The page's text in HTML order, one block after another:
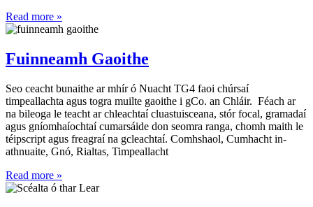
Read more »
Fuinneamh Gaoithe
Seo ceacht bunaithe ar mhír ó Nuacht TG4 faoi chúrsaí
timpeallachta agus togra muilte gaoithe i gCo. an Chláir. Féach ar
na bileoga le teacht ar chleachtaí cluastuisceana, stór focal, gramadaí
agus gníomhaíochtaí cumarsáide don seomra ranga, chomh maith le
téipscript agus freagraí na gcleachtaí. Comhshaol, Cumhacht in-
athnuaite, Gnó, Rialtas, Timpeallacht
Read more »